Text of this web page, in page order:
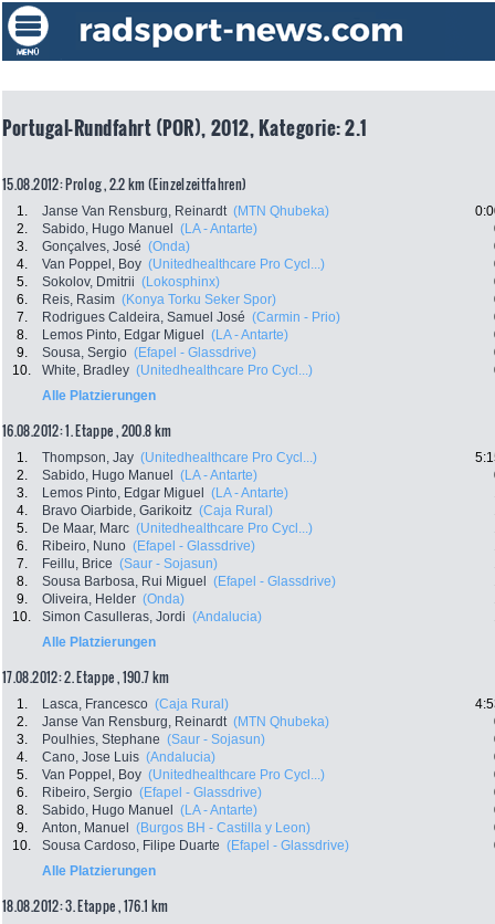
Portugal-Rundfahrt (POR), 2012, Kategorie: 2.1
15.08.2012: Prolog , 2.2 km (Einzelzeitfahren)
1. Janse Van Rensburg, Reinardt (MTN Qhubeka)
2.
Sabido, Hugo Manuel (LA - Antarte)
3.
Gonçalves, José (Onda)
4.
Van Poppel, Boy (Unitedhealthcare Pro Cycl...)
5.
Sokolov, Dmitrii (Lokosphinx)
6.
Reis, Rasim (Konya Torku Seker Spor)
7.
Rodrigues Caldeira, Samuel José (Carmin - Prio)
8.
Lemos Pinto, Edgar Miguel (LA - Antarte)
9.
Sousa, Sergio (Efapel - Glassdrive)
10.
White, Bradley (Unitedhealthcare Pro Cycl...)
Alle Platzierungen
16.08.2012: 1. Etappe , 200.8 km
1. Thompson, Jay (Unitedhealthcare Pro Cycl...)
2.
Sabido, Hugo Manuel (LA - Antarte)
3.
Lemos Pinto, Edgar Miguel (LA - Antarte)
4.
Bravo Oiarbide, Garikoitz (Caja Rural)
5.
De Maar, Marc (Unitedhealthcare Pro Cycl...)
6.
Ribeiro, Nuno (Efapel - Glassdrive)
7.
Feillu, Brice (Saur - Sojasun)
8.
Sousa Barbosa, Rui Miguel (Efapel - Glassdrive)
9.
Oliveira, Helder (Onda)
10.
Simon Casulleras, Jordi (Andalucia)
Alle Platzierungen
17.08.2012: 2. Etappe , 190.7 km
1. Lasca, Francesco (Caja Rural)
2.
Janse Van Rensburg, Reinardt (MTN Qhubeka)
3.
Poulhies, Stephane (Saur - Sojasun)
4.
Cano, Jose Luis (Andalucia)
5.
Van Poppel, Boy (Unitedhealthcare Pro Cycl...)
6.
Ribeiro, Sergio (Efapel - Glassdrive)
8.
Sabido, Hugo Manuel (LA - Antarte)
9.
Anton, Manuel (Burgos BH - Castilla y Leon)
10.
Sousa Cardoso, Filipe Duarte (Efapel - Glassdrive)
Alle Platzierungen
18.08.2012: 3. Etappe , 176.1 km